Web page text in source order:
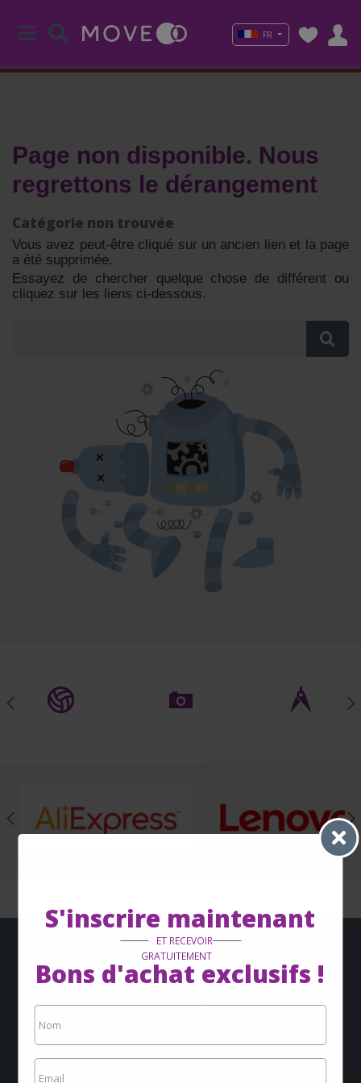
S'inscrire maintenant
ET RECEVOIR
GRATUITEMENT
Bons d'achat exclusifs !
FR
Page non disponible. Nous
regrettons le dérangement
Catégorie non trouvée
Vous avez peut-être cliqué sur un ancien lien et la page
a été supprimée.
Essayez de chercher quelque chose de différent ou
cliquez sur les liens ci-dessous.
Voulez-vous recevoir
des offres et des
promotions par
email ?